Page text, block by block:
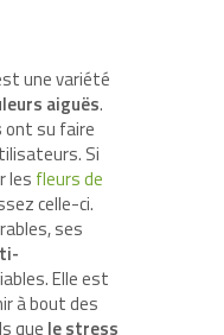
une variété
aiguës.
ont su faire
Si
les fleurs de
celle-ci.
ses
Elle est
à bout des
que lestress